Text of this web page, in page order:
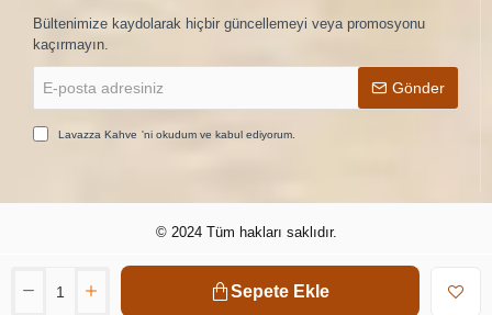
Sepete Ekle
Bültenimize kaydolarak hiçbir güncellemeyi veya promosyonu
kaçırmayın.
posta
adresiniz
Gönder
Lavazza Kahve 'ni okudum ve kabul ediyorum.
© 2024 Tüm hakları saklıdır.